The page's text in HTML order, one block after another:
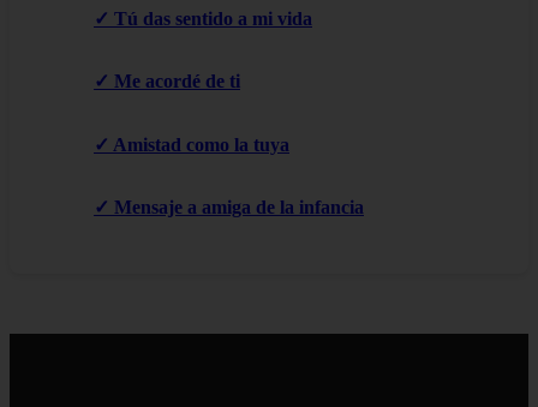
✓ Tú das sentido a mi vida
✓ Me acordé de ti
✓ Amistad como la tuya
✓ Mensaje a amiga de la infancia